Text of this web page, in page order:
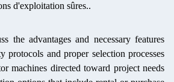
d'exploitation sûres..
the advantages and necessary features
protocols and proper selection processes
machines directed toward project needs